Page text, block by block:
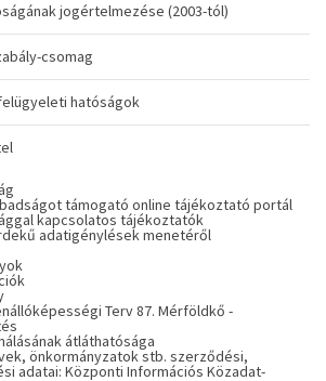
jogértelmezése (2003-tól)
csomag
hatóságok
támogató online tájékoztató portál
kapcsolatos tájékoztatók
adatigénylések menetéről
Terv 87. Mérföldkő -
átláthatósága
önkormányzatok stb. szerződési,
adatai: Központi Információs Közadat-